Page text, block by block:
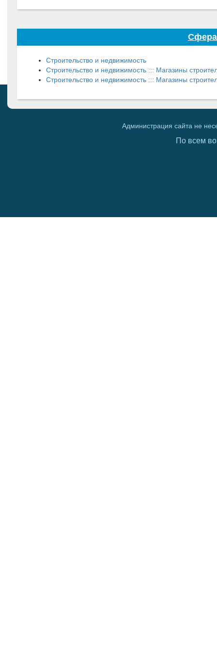
Строительство и недвижимость
Строительство и недвижимость ::: Магазины
Строительство и недвижимость ::: Магазины
Администрация сайта не
По всем